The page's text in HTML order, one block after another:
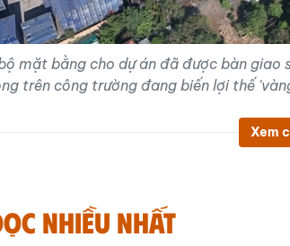
mặt bằng cho dự án đã được bàn giao
trên công trường đang biến lợi thế
Xem
nhiều nhất